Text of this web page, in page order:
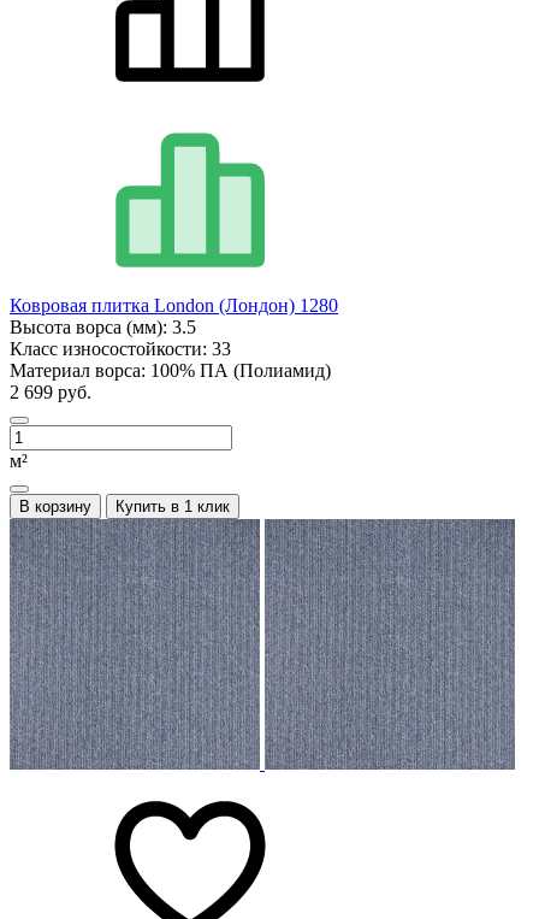
Ковровая плитка London (Лондон) 1280
Высота ворса (мм): 3.5
Класс износостойкости: 33
Материал ворса: 100% ПА (Полиамид)
2 699 руб.
м²
В корзину Купить в 1 клик